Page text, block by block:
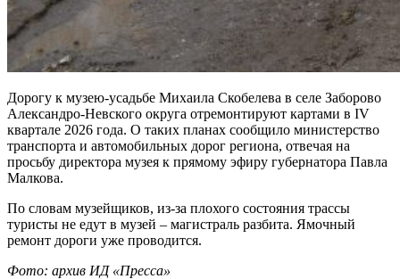
Дорогу к музею-усадьбе Михаила Скобелева в селе Заборово
Александро-Невского округа отремонтируют картами в IV
квартале 2026 года. О таких планах сообщило министерство
транспорта и автомобильных дорог региона, отвечая на
просьбу директора музея к прямому эфиру губернатора Павла
Малкова.
По словам музейщиков, из-за плохого состояния трассы
туристы не едут в музей – магистраль разбита. Ямочный
ремонт дороги уже проводится.
Фото: архив ИД «Пресса»